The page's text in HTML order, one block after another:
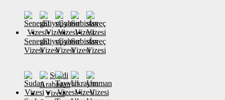
Senegal
Vizesi
sEtiyopya
Vizesi
sGabon
Vizesi
Sırbistan
Vizesi
sİsveç
Vizesi